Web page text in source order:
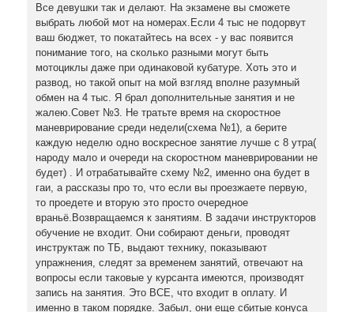
Все девушки так и делают. На экзамене вы сможете
выбрать любой мот на номерах.Если 4 тыс не подорвут
ваш бюджет, то покатайтесь на всех - у вас появится
понимание того, на сколько разными могут быть
мотоциклы даже при одинаковой кубатуре. Хоть это и
развод, но такой опыт на мой взгляд вполне разумный
обмен на 4 тыс. Я брал дополнительные занятия и не
жалею.Совет №3. Не тратьте время на скоростное
маневрирование среди недели(схема №1), а берите
каждую неделю одно воскресное занятие лучше с 8 утра(
народу мало и очереди на скоростном маневрировании не
будет) . И отрабатывайте схему №2, именно она будет в
гаи, а рассказы про то, что если вы проезжаете первую,
то проедете и вторую это просто очередное
враньё.Возвращаемся к занятиям. В задачи инструкторов
обучение не входит. Они собирают деньги, проводят
инструктаж по ТБ, выдают технику, показывают
упражнения, следят за временем занятий, отвечают на
вопросы если таковые у курсанта имеются, производят
запись на занятия. Это ВСЕ, что входит в оплату. И
именно в таком порядке. Забыл, они еще сбитые конуса